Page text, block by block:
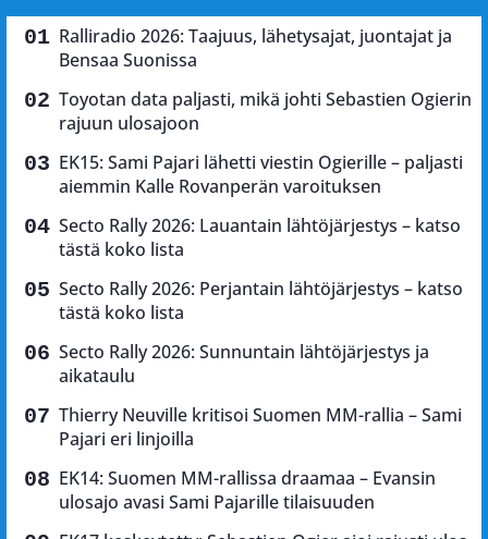
Ralliradio 2026: Taajuus, lähetysajat, juontajat ja
Bensaa Suonissa
Toyotan data paljasti, mikä johti Sebastien Ogierin
rajuun ulosajoon
EK15: Sami Pajari lähetti viestin Ogierille – paljasti
aiemmin Kalle Rovanperän varoituksen
Secto Rally 2026: Lauantain lähtöjärjestys – katso
tästä koko lista
Secto Rally 2026: Perjantain lähtöjärjestys – katso
tästä koko lista
Secto Rally 2026: Sunnuntain lähtöjärjestys ja
aikataulu
Thierry Neuville kritisoi Suomen MM-rallia – Sami
Pajari eri linjoilla
EK14: Suomen MM-rallissa draamaa – Evansin
ulosajo avasi Sami Pajarille tilaisuuden